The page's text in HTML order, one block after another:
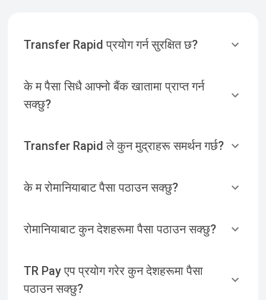
Transfer Rapid प्रयोग गर्न सुरक्षित छ?
के म पैसा सिधै आफ्नो बैंक खातामा प्राप्त गर्न
सक्छु?
Transfer Rapid ले कुन मुद्राहरू समर्थन गर्छ?
के म रोमानियाबाट पैसा पठाउन सक्छु?
रोमानियाबाट कुन देशहरूमा पैसा पठाउन सक्छु?
TR Pay एप प्रयोग गरेर कुन देशहरूमा पैसा
पठाउन सक्छु?